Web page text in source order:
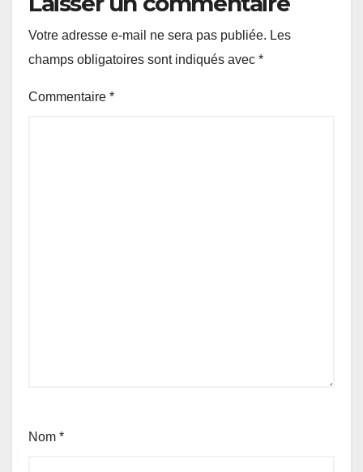
Votre adresse e-mail ne sera pas publiée. Les
champs obligatoires sont indiqués avec *
Commentaire *
Nom *